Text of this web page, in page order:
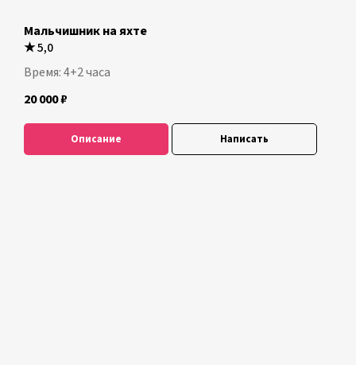
Мальчишник на яхте
★5,0
Время: 4+2 часа
20 000₽
Описание Написать